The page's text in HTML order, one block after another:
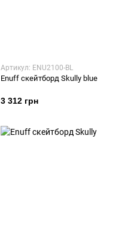
Артикул: ENU2100-BL
Enuff скейтборд Skully blue
3 312 грн